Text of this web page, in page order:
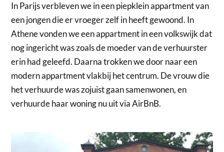
In Parijs verbleven we in een piepklein appartment van
een jongen die er vroeger zelf in heeft gewoond. In
Athene vonden we een appartment in een volkswijk dat
nog ingericht was zoals de moeder van de verhuurster
erin had geleefd. Daarna trokken we door naar een
modern appartment vlakbij het centrum. De vrouw die
het verhuurde was zojuist gaan samenwonen, en
verhuurde haar woning nu uit via AirBnB.